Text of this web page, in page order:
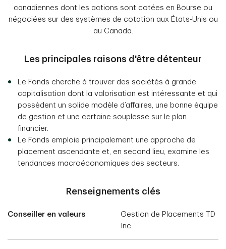
canadiennes dont les actions sont cotées en Bourse ou
négociées sur des systèmes de cotation aux États-Unis ou
au Canada.
Les principales raisons d'être détenteur
Le Fonds cherche à trouver des sociétés à grande
capitalisation dont la valorisation est intéressante et qui
possèdent un solide modèle d’affaires, une bonne équipe
de gestion et une certaine souplesse sur le plan
financier.
Le Fonds emploie principalement une approche de
placement ascendante et, en second lieu, examine les
tendances macroéconomiques des secteurs.
Renseignements clés
Conseiller en valeurs
Gestion de Placements TD
Inc.